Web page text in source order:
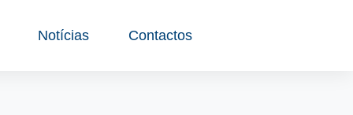
Notícias Contactos